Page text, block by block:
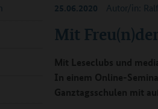
Mit
25.06.2020 Autor/in:
Mit Leseclubs und
In einem Online-
Ganztagsschulen mit